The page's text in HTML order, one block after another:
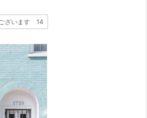
ざいます 14